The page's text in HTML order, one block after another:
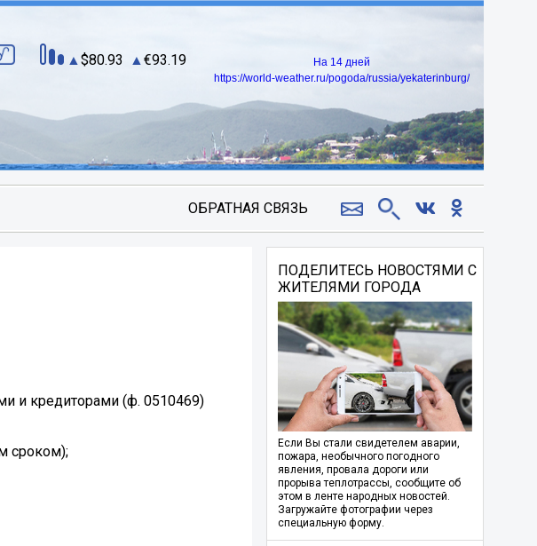
80.93 93.19
На 14 дней
https://world-weather.ru/pogoda/russia/yekaterinburg/
ОБРАТНАЯ СВЯЗЬ
и кредиторами (ф. 0510469)
сроком);
ПОДЕЛИТЕСЬ НОВОСТЯМИ С
ЖИТЕЛЯМИ ГОРОДА
Если Вы стали свидетелем аварии,
пожара, необычного погодного
явления, провала дороги или
прорыва теплотрассы, сообщите об
этом в ленте народных новостей.
Загружайте фотографии через
специальную форму.